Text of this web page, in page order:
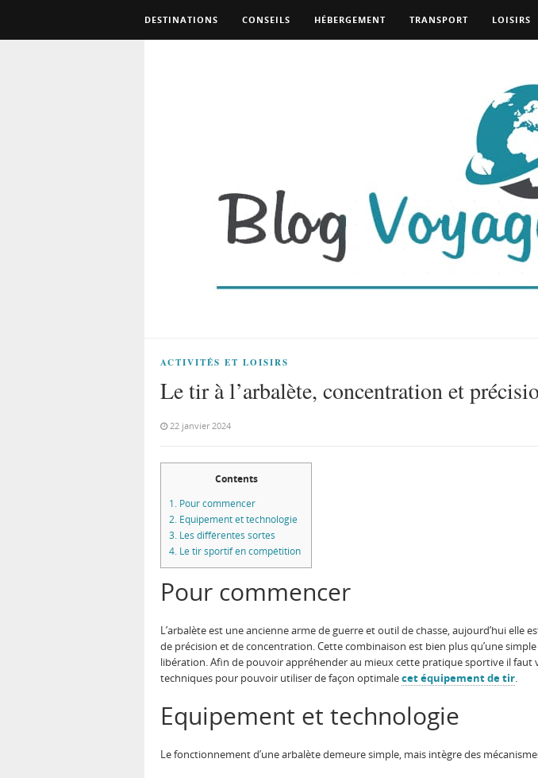
DESTINATIONS CONSEILS HÉBERGEMENT TRANSPORT LOISIRS
ACTIVITÉS ET LOISIRS
Le tir à l’arbalète, concentration et
22 janvier 2024
Contents
1. Pour commencer
2. Equipement et technologie
3. Les différentes sortes
4. Le tir sportif en compétition
Pour commencer
L’arbalète est une ancienne arme de guerre et outil de chasse, aujourd’hui
de précision et de concentration. Cette combinaison est bien plus qu’une
libération. Afin de pouvoir appréhender au mieux cette pratique sportive il
techniques pour pouvoir utiliser de façon optimalecet équipement de tir.
Equipement et technologie
Le fonctionnement d’une arbalète demeure simple, mais intègre des